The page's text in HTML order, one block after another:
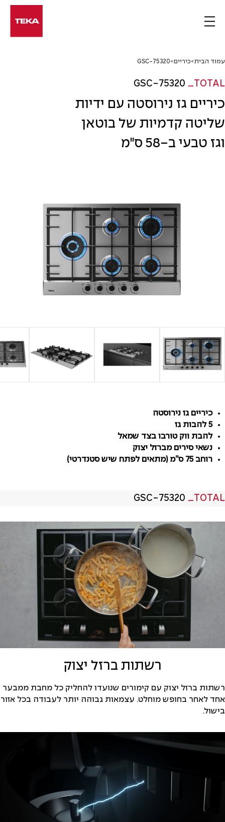
עמוד הבית>כיריים>
GSC-75320
GSC-75320 _TOTAL
כיריים גז נירוסטה עם ידיות
שליטה קדמיות של בוטאן
וגז טבעי ב-58 ס"מ
כיריים גז נירוסטה
5 להבות גז
להבת ווק טורבו בצד שמאל
נשאי סירים מברזל יצוק
רוחב 75 ס”מ (מתאים לפתח שיש סטנדרטי)
GSC-75320 _TOTAL
רשתות ברזל יצוק
רשתות ברזל יצוק עם קימורים שנועדו להחליק כל מחבת ממבער
אחד לאחר בחופש מוחלט. עצמאות גבוהה יותר לעבודה בכל אזור
בישול.